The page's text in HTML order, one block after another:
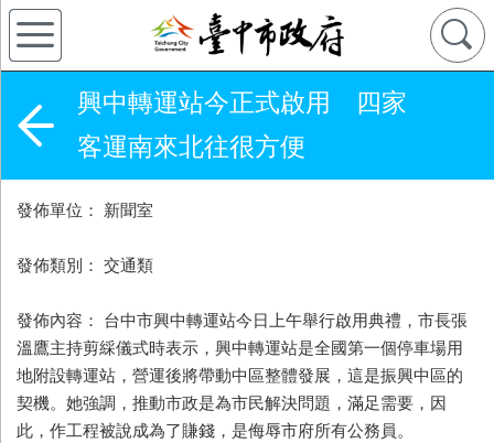
興中轉運站今正式啟用 四家
客運南來北往很方便
發佈單位： 新聞室
發佈類別： 交通類
發佈內容： 台中市興中轉運站今日上午舉行啟用典禮，市長張
溫鷹主持剪綵儀式時表示，興中轉運站是全國第一個停車場用
地附設轉運站，營運後將帶動中區整體發展，這是振興中區的
契機。她強調，推動市政是為市民解決問題，滿足需要，因
此，作工程被說成為了賺錢，是侮辱市府所有公務員。